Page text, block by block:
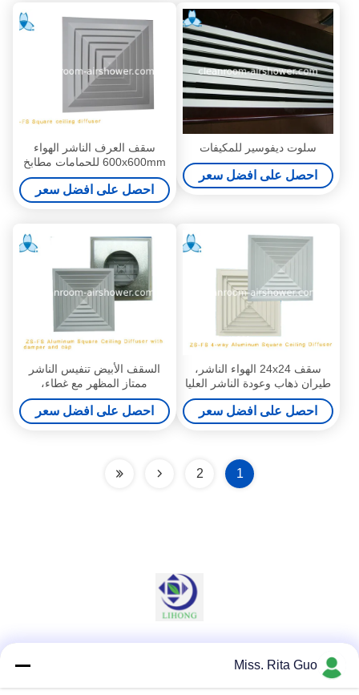
سلوت ديفوسير للمكيفات
احصل على افضل سعر
سقف العرف الناشر الهواء
600x600mm للحمامات مطابخ
والجدران الخارجية
احصل على افضل سعر
سقف 24x24 الهواء الناشر،
طيران ذهاب وعودة الناشر العليا
الغبار القدرة القابضة
احصل على افضل سعر
السقف الأبيض تنفيس الناشر
ممتاز المظهر مع غطاء،
600x600mm حجم الوجه
احصل على افضل سعر
1
2
وسائل التواصل الاجتماعيMiss. Rita Guo